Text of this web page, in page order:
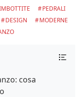
PEDRALI
DESIGN
MODERNE
cosa